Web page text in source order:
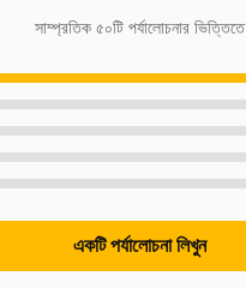
সাম্প্রতিক ৫০টি পর্যালোচনার ভিত্তিতে
একটি পর্যালোচনা লিখুন